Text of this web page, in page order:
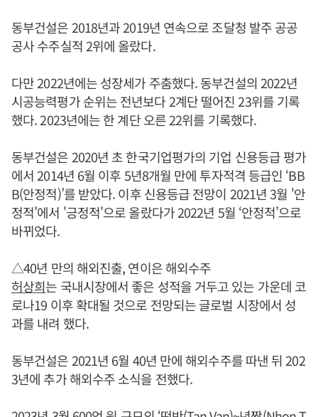
동부건설은 2018년과 2019년 연속으로 조달청 발주 공공
공사 수주실적 2위에 올랐다.
다만 2022년에는 성장세가 주춤했다. 동부건설의 2022년
시공능력평가 순위는 전년보다 2계단 떨어진 23위를 기록
했다. 2023년에는 한 계단 오른 22위를 기록했다.
동부건설은 2020년 초 한국기업평가의 기업 신용등급 평가
에서 2014년 6월 이후 5년8개월 만에 투자적격 등급인 ‘BB
B(안정적)’를 받았다. 이후 신용등급 전망이 2021년 3월 '안
정적'에서 '긍정적'으로 올랐다가 2022년 5월 ‘안정적’으로
바뀌었다.
△40년 만의 해외진출, 연이은 해외수주
허상희는 국내시장에서 좋은 성적을 거두고 있는 가운데 코
로나19 이후 확대될 것으로 전망되는 글로벌 시장에서 성
과를 내려 했다.
동부건설은 2021년 6월 40년 만에 해외수주를 따낸 뒤 202
3년에 추가 해외수주 소식을 전했다.